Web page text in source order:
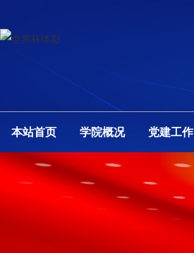
本站首页 学院概况 党建工作